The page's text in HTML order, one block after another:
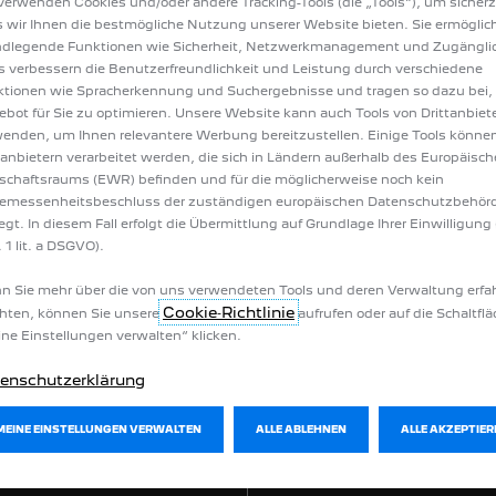
2,6 l/100 km; CO2-Emission (gewichtet*) 58 g/km; CO2 -Klasse B;
CO -Klasse D //E-5008:Energieverbrauch 17,8-19,5 kWh/100 km; CO
2,9 l/100 km; CO2-Emission (gewichtet*) 65 g/km; CO2-Klasse B;
CO2-Klasse E //E-Rifter:Energieverbrauch 18,3-19,2 kWh/100 km; CO
g/km; CO2-Klasse G //E-Traveller:Energieverbrauch 24,1-25,1 kWh/100
0 g/km; CO2-Klasse A; elektrische Reichweite (EAER) 350-216 km
des Kraftstoffs durch das Fahrzeug ab, sondern werden auch
extern aufladbaren Hybridelektrofahrzeugen bei
wir Ihnen die bestmögliche Nutzung unserer Website bieten. Sie
Funktionen wie Sicherheit, Netzwerkmanagement und
verbessern die Benutzerfreundlichkeit und Leistung durch verschiedene
wie Spracherkennung und Suchergebnisse und tragen so dazu bei,
für Sie zu optimieren. Unsere Website kann auch Tools von
um Ihnen relevantere Werbung bereitzustellen. Einige Tools
verarbeitet werden, die sich in Ländern außerhalb des
(EWR) befinden und für die möglicherweise noch kein
der zuständigen europäischen
In diesem Fall erfolgt die Übermittlung auf Grundlage Ihrer Einwilligung
1 lit. a DSGVO).
Sie mehr über die von uns verwendeten Tools und deren Verwaltung
können Sie unsere Cookie‑Richtlinie aufrufen oder auf die
Einstellungen verwalten“ klicken.
MEINE EINSTELLUNGEN VERWALTEN ALLE
ALLE ABLEHNEN